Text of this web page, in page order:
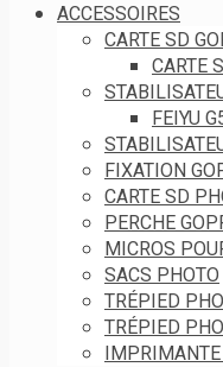
ACCESSOIRES
CARTE SD
CARTE
FEIYU
FIXATION
CARTE SD
PERCHE
MICROS
SACS PHOTO
TRÉPIED
TRÉPIED
IMPRIMANTE